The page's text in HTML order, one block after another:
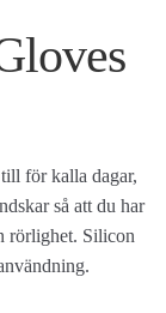
för kalla dagar,
så att du har
rörlighet. Silicon